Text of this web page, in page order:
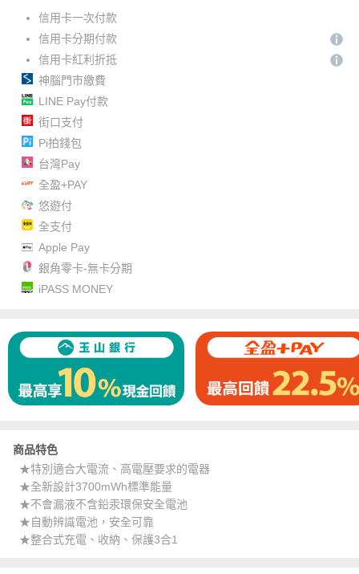
信用卡一次付款
信用卡分期付款
信用卡紅利折抵
神腦門市繳費
LINE Pay付款
街口支付
Pi拍錢包
台灣Pay
全盈+PAY
悠遊付
全支付
Apple Pay
銀角零卡-無卡分期
iPASS MONEY
商品特色
★特別適合大電流、高電壓要求的電器
★全新設計3700mWh標準能量
★不會漏液不含鉛汞環保安全電池
★自動辨識電池，安全可靠
★整合式充電、收納、保護3合1